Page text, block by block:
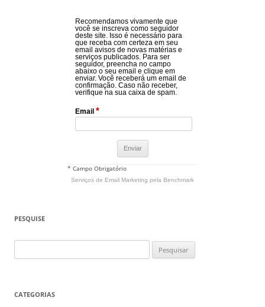
Recomendamos vivamente que
você se inscreva como seguidor
deste site. Isso é necessário para
que receba com certeza em seu
email avisos de novas matérias e
serviços publicados. Para ser
seguidor, preencha no campo
abaixo o seu email e clique em
enviar. Você receberá um email de
confirmação. Caso não receber,
verifique na sua caixa de spam.
Email *
* Campo Obrigatório
Serviços de Email Marketing pela Benchmark
PESQUISE
por:
CATEGORIAS